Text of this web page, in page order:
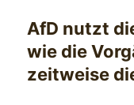
AfD nutzt
wie die
zeitweise